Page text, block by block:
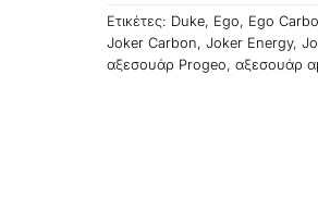
Ετικέτες: Duke, Ego, Ego
Joker Carbon, Joker Energy,
αξεσουάρ Progeo, αξεσουάρ